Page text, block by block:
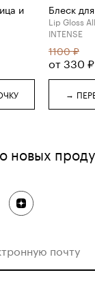
и Блеск
Lip Gloss
INTENSE
1100₽
от330 ₽
→
новых